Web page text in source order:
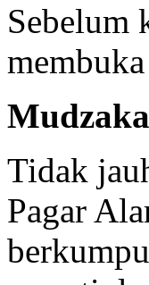
Sebelum
Tidak
Pagar